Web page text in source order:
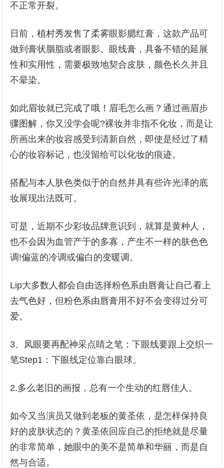
不正常开裂。
日前，植村秀发售了柔雾眼影腮红膏，这款产品可
做到膏状胭脂或者眼影、眼线膏，具备不错的延展
性和实用性，需要极致地契合皮肤，颜色长久并且
不晕染。
如此眉妆就已完成了哦！眉毛怎么画？通过画眉步
骤图解，你又没学会呢?裸妆并非指不化妆，而是让
所画出来的妆容感受到清新自然，即使是经过了精
心的妆容标记，也没留给可以化妆的痕迹。
搭配与本人肤色类似于的自然并具有些许光泽的底
妆展现出法既可。
可是，近期不少彩妆品牌意识到，就算是黄种人，
也不会因为血管产于的多寡，产生不一样的肤色色
调!偏蓝的冷调或偏白的变暖调。
Lip大多数人都会自由选择粉色系由唇膏让自己看上
去气色好，但粉色系由唇膏用不好不会变得过分可
爱。
3、凤眼要再配神采点睛之笔：下眼线要跟上交织一
笔Step1：下眼线定位靠白眼球。
2.多么老旧的画报，总有一个生动的红唇佳人。
如今又当演员又做到老板的黄圣依，是怎样保持良
好的皮肤状态的？黄圣依回应自己的拒绝就是尽量
的非常简单，她眼中的美不是简单和华丽，而是自
然与合适。